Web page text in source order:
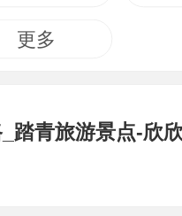
更多
踏青旅游景点-欣